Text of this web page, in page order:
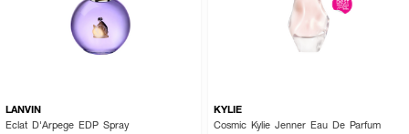
LANVIN
Eclat D'Arpege EDP Spray
KYLIE
Cosmic Kylie Jenner Eau De Parfum